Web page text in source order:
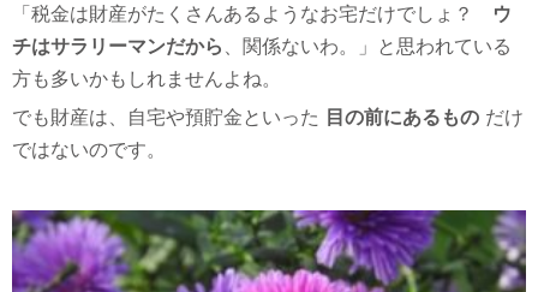
「税金は財産がたくさんあるようなお宅だけでしょ？ ウ
チはサラリーマンだから 、関係ないわ。」と思われている
方も多いかもしれませんよね。
でも財産は、自宅や預貯金といった 目の前にあるもの だけ
ではないのです。